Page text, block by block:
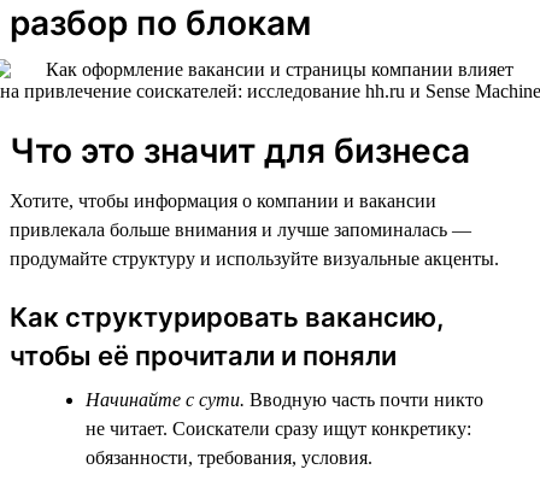
разбор по блокам
Что это значит для бизнеса
Хотите, чтобы информация о компании и вакансии
привлекала больше внимания и лучше запоминалась —
продумайте структуру и используйте визуальные акценты.
Как структурировать вакансию,
чтобы её прочитали и поняли
Начинайте с сути. Вводную часть почти никто
не читает. Соискатели сразу ищут конкретику:
обязанности, требования, условия.